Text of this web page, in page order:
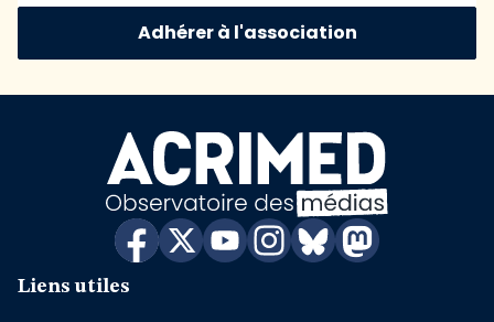
Adhérer à l'association
Liens utiles